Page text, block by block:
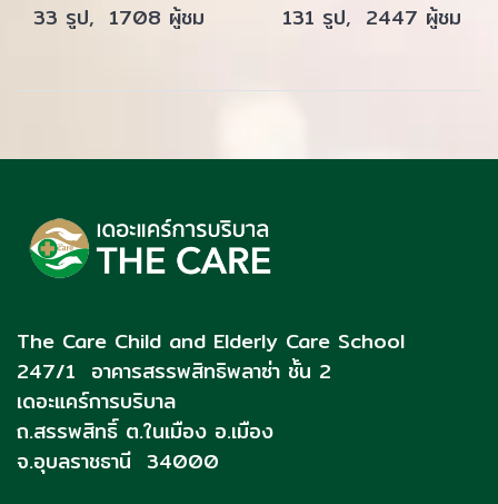
33 รูป, 1708 ผู้ชม 131 รูป, 2447 ผู้ชม
The Care Child and Elderly Care School
247/1 อาคารสรรพสิทธิพลาซ่า ชั้น 2
เดอะแคร์การบริบาล
ถ.สรรพสิทธิ์ ต.ในเมือง อ.เมือง
จ.อุบลราชธานี 34000